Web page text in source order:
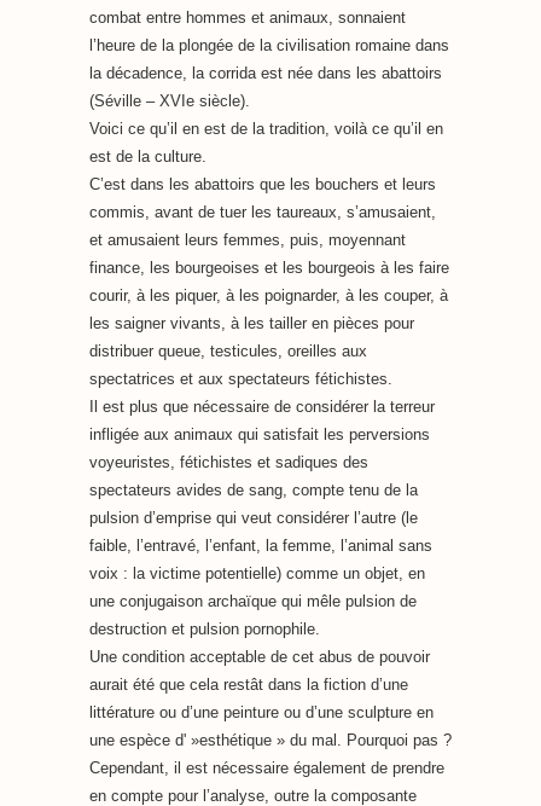
combat entre hommes et animaux, sonnaient
l’heure de la plongée de la civilisation romaine dans
la décadence, la corrida est née dans les abattoirs
(Séville – XVIe siècle).
Voici ce qu’il en est de la tradition, voilà ce qu’il en
est de la culture.
C’est dans les abattoirs que les bouchers et leurs
commis, avant de tuer les taureaux, s’amusaient,
et amusaient leurs femmes, puis, moyennant
finance, les bourgeoises et les bourgeois à les faire
courir, à les piquer, à les poignarder, à les couper, à
les saigner vivants, à les tailler en pièces pour
distribuer queue, testicules, oreilles aux
spectatrices et aux spectateurs fétichistes.
Il est plus que nécessaire de considérer la terreur
infligée aux animaux qui satisfait les perversions
voyeuristes, fétichistes et sadiques des
spectateurs avides de sang, compte tenu de la
pulsion d’emprise qui veut considérer l’autre (le
faible, l’entravé, l’enfant, la femme, l’animal sans
voix : la victime potentielle) comme un objet, en
une conjugaison archaïque qui mêle pulsion de
destruction et pulsion pornophile.
Une condition acceptable de cet abus de pouvoir
aurait été que cela restât dans la fiction d’une
littérature ou d’une peinture ou d’une sculpture en
une espèce d' »esthétique » du mal. Pourquoi pas ?
Cependant, il est nécessaire également de prendre
en compte pour l’analyse, outre la composante